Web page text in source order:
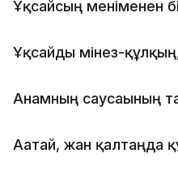
Ұқсайсың меніменен
Ұқсайды мінез-
Анамның саусағының
Ағатай, жан қалтаңда